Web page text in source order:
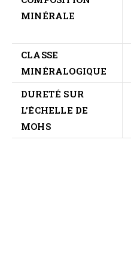
MINÉRALE
CLASSE
MINÉRALOGIQUE
DURETÉ SUR
L’ÉCHELLE DE
MOHS